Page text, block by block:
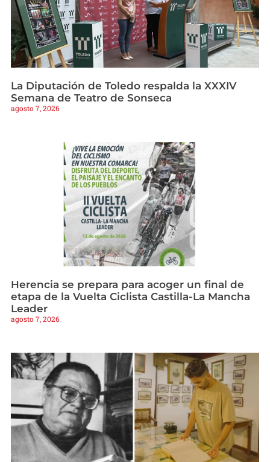
La Diputación de Toledo respalda la XXXIV
Semana de Teatro de Sonseca
agosto 7, 2026
Herencia se prepara para acoger un final de
etapa de la Vuelta Ciclista Castilla-La Mancha
Leader
agosto 7, 2026